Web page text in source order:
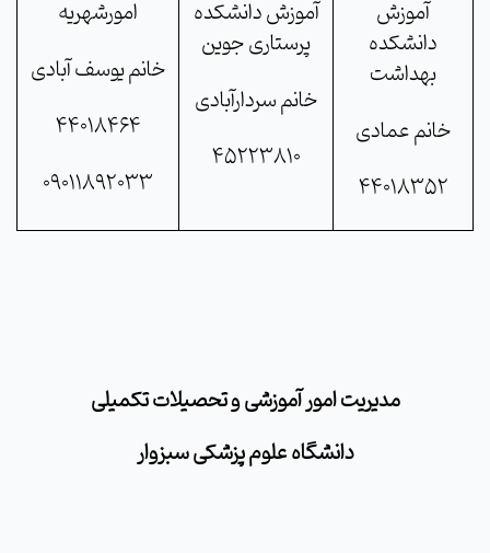
آموزش
دانشکده
بهداشت
خانم عمادی
44018352
آموزش دانشکده
پرستاری جوین
خانم سردارآبادی
45223810
امورشهریه
خانم یوسف آبادی
44018464
09011892033
مدیریت امور آموزشی و تحصیلات تکمیلی
دانشگاه علوم پزشکی سبزوار